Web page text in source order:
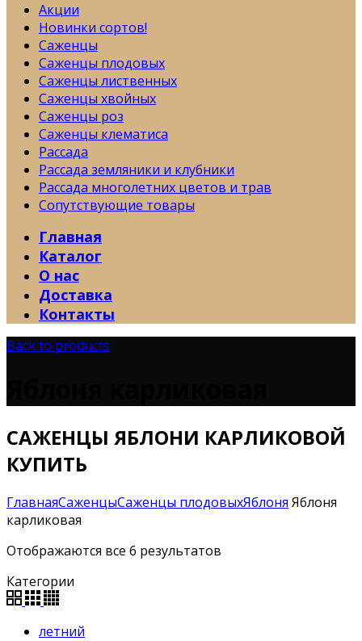
Акции
Новинки сортов!
Саженцы
Саженцы плодовых
Саженцы лиственных
Саженцы хвойных
Саженцы роз
Саженцы клематиса
Рассада
Рассада земляники и клубники
Рассада многолетних цветов и трав
Сопутствующие товары
Главная
Каталог
О нас
Доставка
Контакты
Back to products
САЖЕНЦЫ ЯБЛОНИ КАРЛИКОВОЙ
КУПИТЬ
ГлавнаяСаженцыСаженцы плодовыхЯблоня Яблоня
карликовая
Отображаются все 6 результатов
Категории
летний